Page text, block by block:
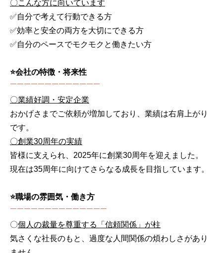
〇こんな方に向いています
✅自分で考えて行動できる方
✅効率と安全の両方を大切にできる方
✅自分のペースでモクモクと働きたい方
⭐会社の特徴・将来性
￣￣￣￣￣￣￣￣￣￣￣￣￣
〇業績好調・安定企業
おかげさまでご依頼が増加しており、業績は右肩上がり
です。
〇創業30周年の実績
皆様に支えられ、2025年に創業30周年を迎えました。
現在は35周年に向けてさらなる成長を目指しています。
⭐職場の雰囲気・働き方
￣￣￣￣￣￣￣￣￣￣￣￣￣￣
〇個人の裁量を尊重する「信頼関係」が柱
気さくな社長のもと、過度な人間関係の煩わしさがあり